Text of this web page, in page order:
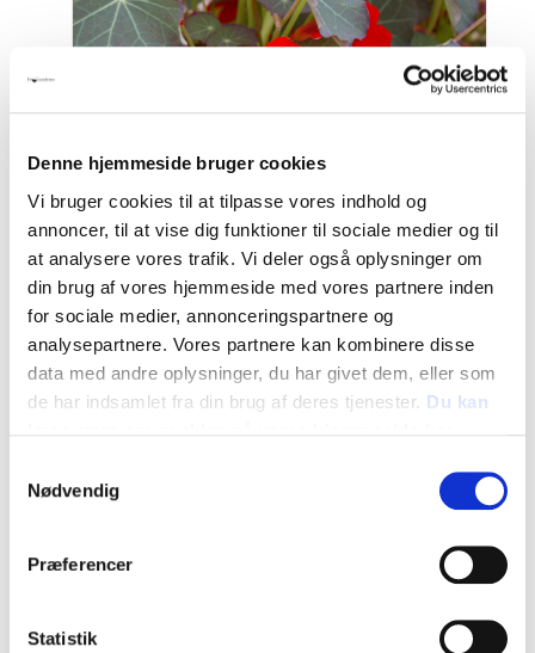
Denne hjemmeside bruger cookies
Vi bruger cookies til at tilpasse vores indhold og
annoncer, til at vise dig funktioner til sociale medier og til
at analysere vores trafik. Vi deler også oplysninger om
din brug af vores hjemmeside med vores partnere inden
for sociale medier, annonceringspartnere og
analysepartnere. Vores partnere kan kombinere disse
data med andre oplysninger, du har givet dem, eller som
de har indsamlet fra din brug af deres tjenester. Du kan
Nødvendig
Præferencer
Statistik
(Tropaeolum majus) FS 0863
30,00 DKK